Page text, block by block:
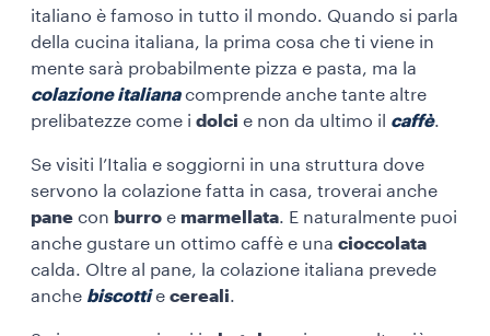
italiano è famoso in tutto il mondo. Quando si parla
della cucina italiana, la prima cosa che ti viene in
mente sarà probabilmente pizza e pasta, ma la
colazione italiana comprende anche tante altre
prelibatezze come i dolci e non da ultimo il caffè.
Se visiti l’Italia e soggiorni in una struttura dove
servono la colazione fatta in casa, troverai anche
pane con burro e marmellata. E naturalmente puoi
anche gustare un ottimo caffè e una cioccolata
calda. Oltre al pane, la colazione italiana prevede
anche biscottie cereali.